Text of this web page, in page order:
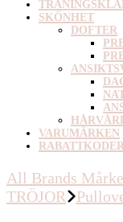
SKÖNHET
DOFTER
VARUMÄRKEN
All Brands
TRÖJOR